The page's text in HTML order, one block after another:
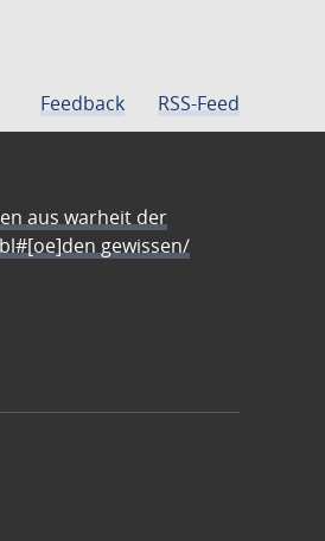
Feedback RSS-Feed
aus warheit der
gewissen/